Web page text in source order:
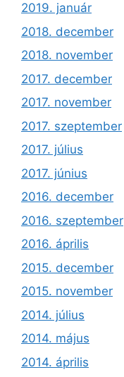
2019. január
2018. december
2018. november
2017. december
2017. november
2017. szeptember
2017. július
2017. június
2016. december
2016. szeptember
2016. április
2015. december
2015. november
2014. július
2014. május
2014. április